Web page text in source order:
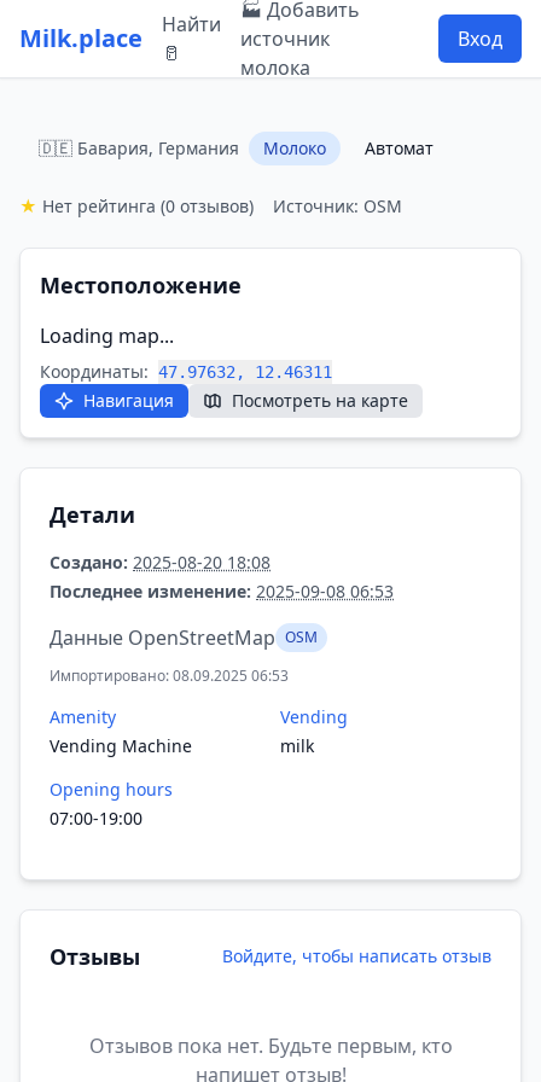
Milk.place
Найти
🥛
🏭 Добавить
источник
молока
Вход
🇩🇪 Бавария, Германия Молоко Автомат
★ Нет рейтинга (0 отзывов) Источник: OSM
Местоположение
Loading map...
Координаты: 47.97632, 12.46311
Навигация Посмотреть на карте
Детали
Создано: 2025-08-20 18:08
Последнее изменение: 2025-09-08 06:53
Данные OpenStreetMap OSM
Импортировано: 08.09.2025 06:53
Amenity
Vending Machine
Vending
milk
Opening hours
07:00-19:00
Отзывы Войдите, чтобы написать отзыв
Отзывов пока нет. Будьте первым, кто
напишет отзыв!